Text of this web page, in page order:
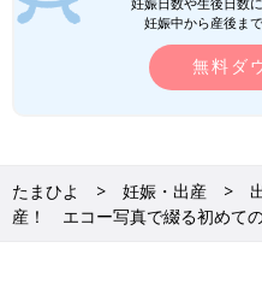
妊娠中から産後ま
無料ダ
たまひよ 妊娠・出産
産！ エコー写真で綴る初めて